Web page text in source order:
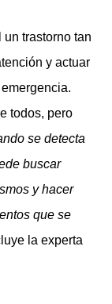
trastorno tan
y actuar
todos, pero
se detecta
buscar
y hacer
que se
la experta